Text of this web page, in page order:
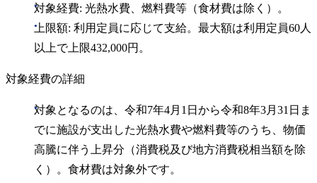
対象経費: 光熱水費、燃料費等（食材費は除く）。
上限額: 利用定員に応じて支給。最大額は利用定員60人
以上で上限432,000円。
対象経費の詳細
対象となるのは、令和7年4月1日から令和8年3月31日ま
でに施設が支出した光熱水費や燃料費等のうち、物価
高騰に伴う上昇分（消費税及び地方消費税相当額を除
く）。食材費は対象外です。